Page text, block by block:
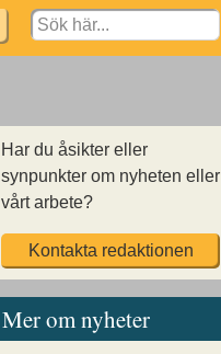
Search
for:
Har du åsikter eller
synpunkter om nyheten eller
vårt arbete?
Kontakta redaktionen
Mer om nyheter